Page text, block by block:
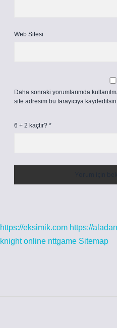
Web Sitesi
Daha sonraki yorumlarımda
site adresim bu tarayıcıya
6 + 2 kaçtır? *
https://eksimik.com https://
knight online nttgame Sitemap